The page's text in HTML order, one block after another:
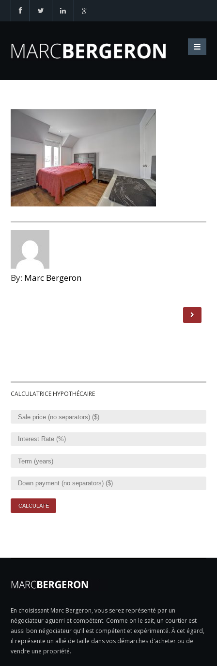
By: Marc Bergeron
CALCULATRICE HYPOTHÉCAIRE
En choisissant Marc Bergeron, vous serez représenté par un
négociateur aguerri et compétent. Comme on le sait, un courtier est
aussi bon négociateur qu’il est compétent et expérimenté. À cet égard,
il représente un allié de taille dans vos démarches d'acheter ou de
vendre une propriété.